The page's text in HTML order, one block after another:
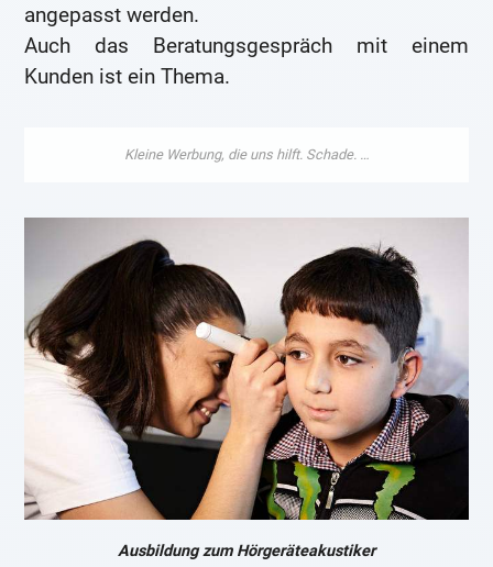
angepasst werden.
Auch das Beratungsgespräch mit einem
Kunden ist ein Thema.
Ausbildung zum Hörgeräteakustiker